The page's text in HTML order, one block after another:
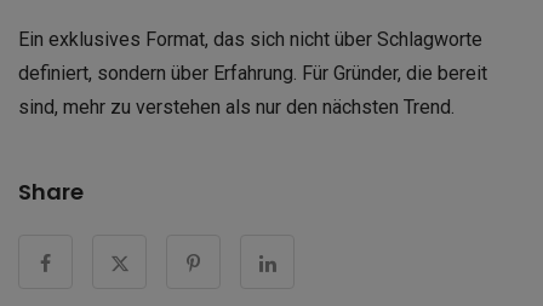
Ein exklusives Format, das sich nicht über Schlagworte
definiert, sondern über Erfahrung. Für Gründer, die bereit
sind, mehr zu verstehen als nur den nächsten Trend.
Share